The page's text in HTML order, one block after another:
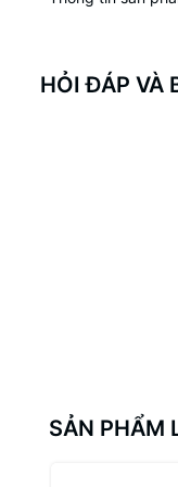
HỎI ĐÁP VÀ
SẢN PHẨM